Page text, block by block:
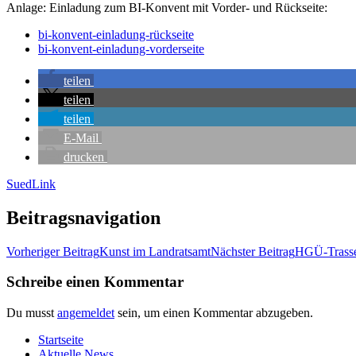
Anla­ge: Ein­la­dung zum BI-Kon­vent mit Vor­der- und Rückseite:
bi-kon­vent-ein­la­dung-rück­sei­te
bi-kon­vent-ein­la­dung-vor­der­sei­te
tei­len
tei­len
tei­len
E‑Mail
dru­cken
SuedLink
Beitragsnavigation
Vorheriger BeitragKunst im LandratsamtNächster BeitragHGÜ-
Schreibe einen Kommentar
Du musst angemeldet sein, um einen Kommentar abzugeben.
Start­sei­te